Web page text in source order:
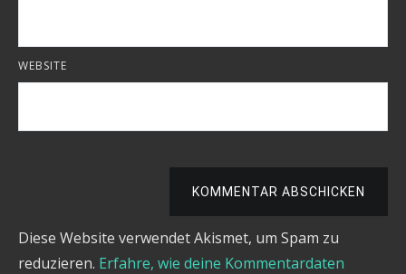
WEBSITE
KOMMENTAR ABSCHICKEN
Diese Website verwendet Akismet, um Spam zu
reduzieren. Erfahre, wie deine Kommentardaten